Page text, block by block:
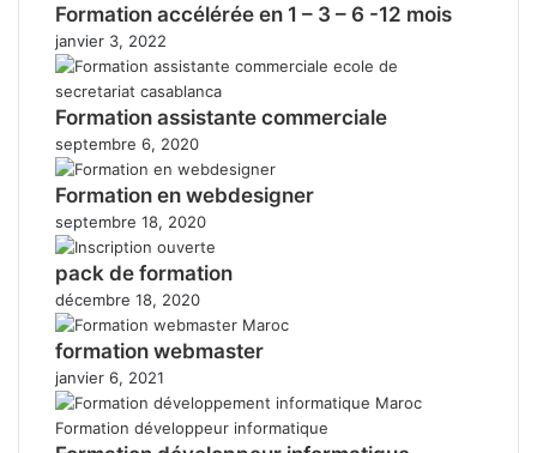
Formation accélérée en 1 – 3 – 6 -12 mois
janvier 3, 2022
Formation assistante commerciale
septembre 6, 2020
Formation en webdesigner
septembre 18, 2020
pack de formation
décembre 18, 2020
formation webmaster
janvier 6, 2021